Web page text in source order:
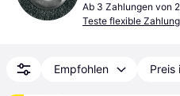
Ab 3 Zahlungen von
Teste flexible
Empfohlen Preis